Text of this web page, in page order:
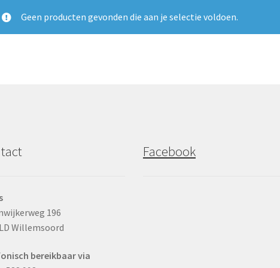
Geen producten gevonden die aan je selectie voldoen.
196
Willemsoord
bereikbaar via
Facebook